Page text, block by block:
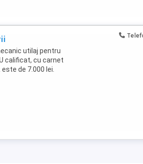
utilaj pentru
calificat, cu carnet
de 7.000 lei.